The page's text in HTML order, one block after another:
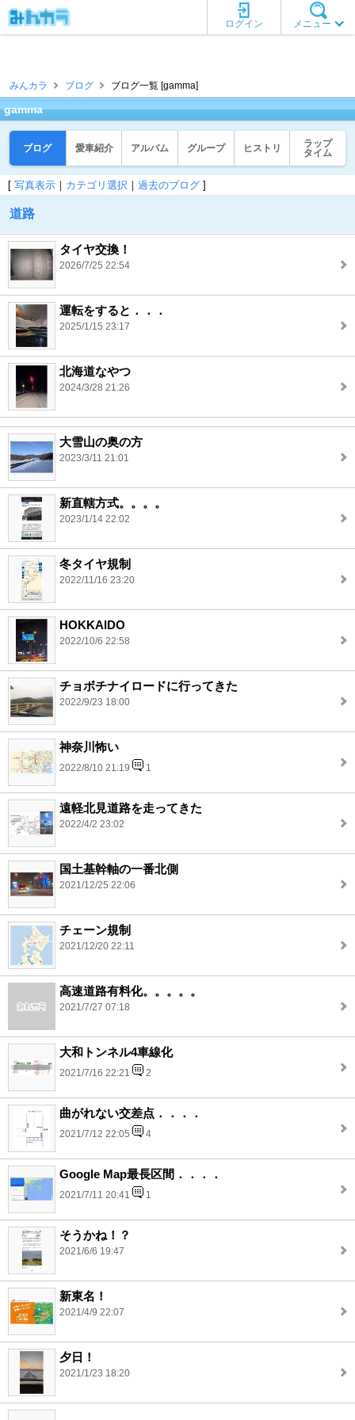
メニュー
ログイン
みんカラ ブログ ブログ一覧 [gamma]
gamma
ブログ 愛車紹介 アルバム グループ ヒストリ
ラップ
タイム
[ 写真表示 ｜ カテゴリ選択 ｜ 過去のブログ ]
道路
タイヤ交換！
2026/7/25 22:54
運転をすると．．．
2025/1/15 23:17
北海道なやつ
2024/3/28 21:26
大雪山の奥の方
2023/3/11 21:01
新直轄方式。。。。
2023/1/14 22:02
冬タイヤ規制
2022/11/16 23:20
HOKKAIDO
2022/10/6 22:58
チョボチナイロードに行ってきた
2022/9/23 18:00
神奈川怖い
2022/8/10 21:19 1
遠軽北見道路を走ってきた
2022/4/2 23:02
国土基幹軸の一番北側
2021/12/25 22:06
チェーン規制
2021/12/20 22:11
高速道路有料化。。。。。
2021/7/27 07:18
大和トンネル4車線化
2021/7/16 22:21 2
曲がれない交差点．．．．
2021/7/12 22:05 4
Google Map最長区間．．．．
2021/7/11 20:41 1
そうかね！？
2021/6/6 19:47
新東名！
2021/4/9 22:07
夕日！
2021/1/23 18:20